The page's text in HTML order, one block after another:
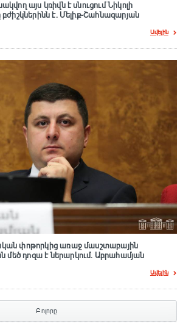
այս կռիվն է սնուցում Նիկոլի
բժիշկներինն է. Մելիք-Շահնազարյան
Ավելին
փոթորկից առաջ մասշտաբային
դnզա է ներարկում․ Աբրահամյան
Ավելին
Բոլորը